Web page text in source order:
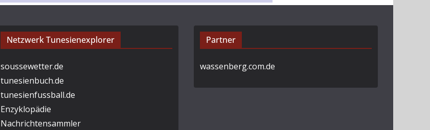
Netzwerk Tunesienexplorer
soussewetter.de
tunesienbuch.de
tunesienfussball.de
Enzyklopädie
Nachrichtensammler
Partner
wassenberg.com.de